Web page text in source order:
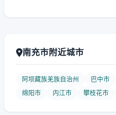
南充市附近城市
阿坝藏族羌族自治州 巴中市
绵阳市
内江市 攀枝花市